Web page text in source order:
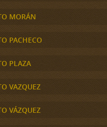
MORÁN
PACHECO
PLAZA
VAZQUEZ
VÁZQUEZ